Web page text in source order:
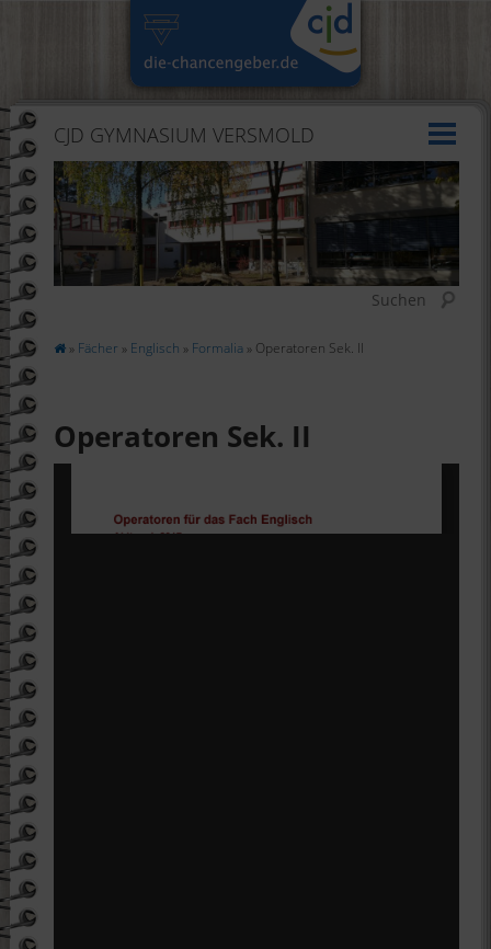
CJD GYMNASIUM VERSMOLD
» Fächer » Englisch » Formalia» Operatoren Sek. II
Operatoren Sek. II